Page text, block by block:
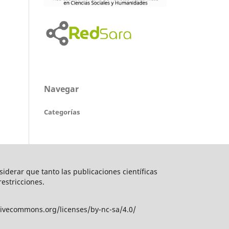
Navegar
Categorías
que tanto las publicaciones científicas
licenses/by-nc-sa/4.0/